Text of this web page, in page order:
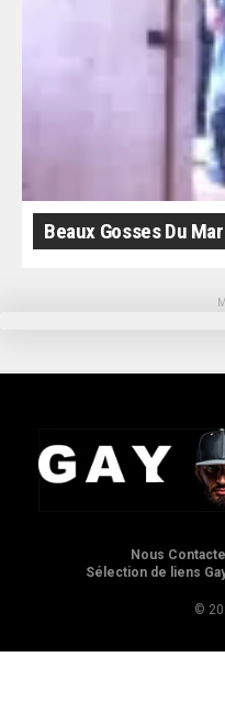
Beaux Gosses Du
Nous
Sélection de liens
©